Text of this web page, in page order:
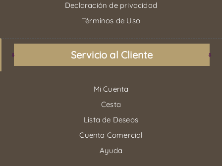
Declaración de privacidad
Términos de Uso
Servicio al Cliente
Mi Cuenta
Cesta
Lista de Deseos
Cuenta Comercial
Ayuda